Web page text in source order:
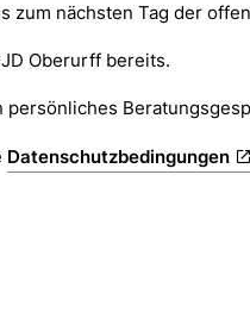
zum nächsten Tag der
Oberurff bereits.
persönliches
Datenschutzbedingungen